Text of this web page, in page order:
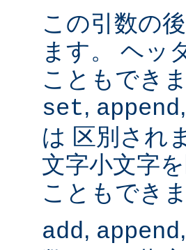
この引数の
ます。 ヘッ
こともでき
set, append,
は 区別され
文字小文字
こともできま
add, append,